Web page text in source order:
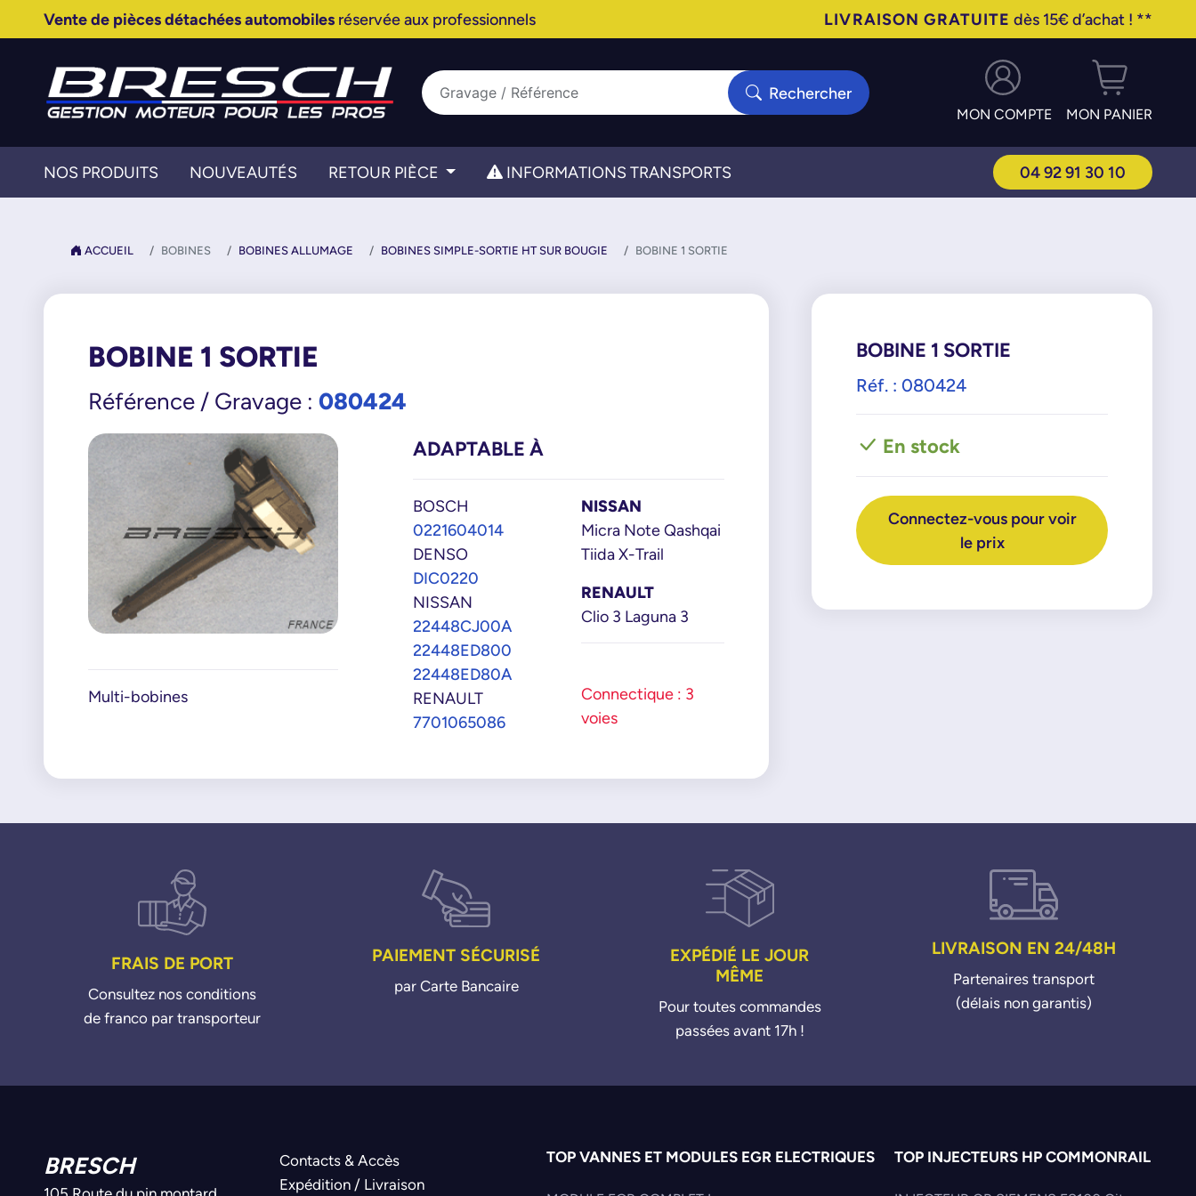
Vente de pièces détachées automobilesréservée aux professionnels LIVRAISON GRATUITE dès 15€ d’achat ! **
Rechercher
MON COMPTE MON PANIER
NOS PRODUITS NOUVEAUTÉS RETOUR PIÈCE INFORMATIONS TRANSPORTS 04 92 91 30 10
ACCUEIL BOBINES BOBINES ALLUMAGE BOBINES SIMPLE-SORTIE HT SUR BOUGIE BOBINE 1 SORTIE
BOBINE 1 SORTIE
Référence / Gravage : 080424
Multi-bobines
ADAPTABLE À
BOSCH
0221604014
DENSO
DIC0220
NISSAN
22448CJ00A
22448ED800
22448ED80A
RENAULT
7701065086
NISSAN
Micra Note Qashqai
Tiida X-Trail
RENAULT
Clio 3 Laguna 3
Connectique : 3
voies
BOBINE 1 SORTIE
Réf. : 080424
En stock
Connectez-vous pour voir
le prix
FRAIS DE PORT
Consultez nos conditions
de franco par transporteur
PAIEMENT SÉCURISÉ
par Carte Bancaire
EXPÉDIÉ LE JOUR
MÊME
Pour toutes commandes
passées avant 17h !
LIVRAISON EN 24/48H
Partenaires transport
(délais non garantis)
BRESCH
Contacts & Accès
Expédition / Livraison
TOP VANNES ET MODULES EGR ELECTRIQUES TOP INJECTEURS HP COMMONRAIL